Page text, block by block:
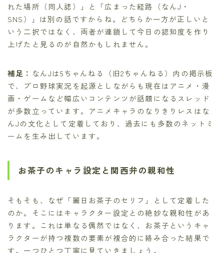
れた場所（同人誌）」と「広まった経路（なんJ・
SNS）」は別の話ですからね。どちらか一方が正しいと
いう二択ではなく、両者が連鎖して今日の認知度を作り
上げたと見るのが自然かもしれません。
補足： なんJは5ちゃんねる（旧2ちゃんねる）内の掲示板
で、プロ野球実況を起源としながらも現在はアニメ・漫
画・ゲームなど幅広いコンテンツが話題になるスレッド
が多数立っています。アニメキャラのなりきりレスはな
んJの文化として定着しており、過去にも多数のネットミ
ームを生み出しています。
お茶子のキャラ設定と関西弁の親和性
そもそも、なぜ「麗日お茶子のセリフ」として定着した
のか。そこにはキャラクター設定との絶妙な親和性があ
ります。これは単なる偶然ではなく、お茶子というキャ
ラクターが持つ複数の要素が複合的に絡み合った結果で
す。一つひとつ丁寧に見ていきましょう。